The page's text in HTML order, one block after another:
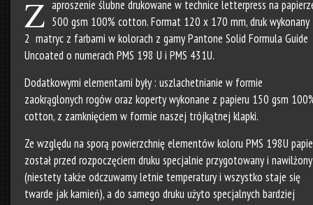
Z aproszenie ślubne drukowane w technice letterpress na
500 gsm 100% cotton. Format 120 x 170 mm, druk wykonany
2 matryc z farbami w kolorach z gamy Pantone Solid Formula Guide
Uncoated o numerach PMS 198 U i PMS 431U.
Dodatkowymi elementami były : uszlachetnianie w formie
zaokrąglonych rogów oraz koperty wykonane z papieru 150 gsm
cotton, z zamknięciem w formie naszej trójkątnej klapki.
Ze względu na sporą powierzchnię elementów koloru PMS 198U
został przed rozpoczęciem druku specjalnie przygotowany i nawilżony
(niestety także odczuwamy letnie temperatury i wszystko staje się
twarde jak kamień), a do samego druku użyto specjalnych bardziej